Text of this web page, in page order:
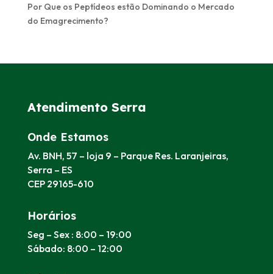
Por Que os Peptídeos estão Dominando o Mercado
do Emagrecimento?
Atendimento Serra
Onde Estamos
Av. BNH, 57 – loja 9 – Parque Res. Laranjeiras,
Serra – ES
CEP 29165-610
Horários
Seg – Sex : 8:00 – 19:00
Sábado: 8:00 – 12:00